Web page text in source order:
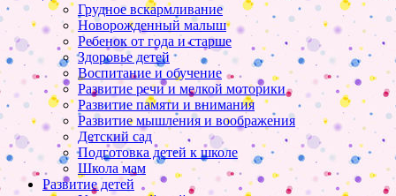
Грудное вскармливание
Новорожденный малыш
Ребенок от года и старше
Здоровье детей
Воспитание и обучение
Развитие речи и мелкой моторики
Развитие памяти и внимания
Развитие мышления и воображения
Детский сад
Подготовка детей к школе
Школа мам
Развитие детей